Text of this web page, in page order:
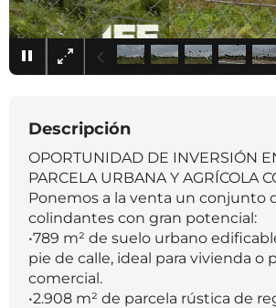
Descripción
OPORTUNIDAD DE INVERSIÓN
PARCELA URBANA Y AGRÍCOLA
Ponemos a la venta un conjunto
colindantes con gran potencial:
•789 m² de suelo urbano
pie de calle, ideal para vivienda o
comercial.
•2.908 m² de parcela rústica de